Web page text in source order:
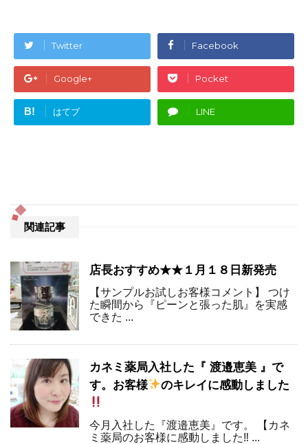
Twitter Facebook
Google+ Pocket
B! はてブ LINE
関連記事
店長おすすめ★★１月１８日新発売
【サンプルお試しお客様コメント】 つけ
た瞬間から『ピーンと張った肌』を実感
できた ...
カネミ薬局入社した『 渡邉恵美 』で
す。お客様
のキレイに感動しました
今月入社した『渡邉恵美』です。 【カネ
ミ薬局のお客様に感動しました‼ ...